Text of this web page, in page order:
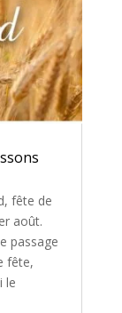
fête de
août.
passage
fête,
le